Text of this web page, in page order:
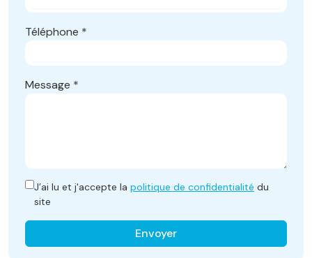
Téléphone *
Message *
J’ai lu et j'accepte la politique de confidentialité du
site
Envoyer